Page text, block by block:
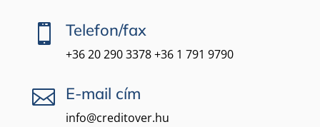
 Telefon/fax
+36 20 290 3378+36 1 791 9790
 E-mail cím
info@creditover.hu